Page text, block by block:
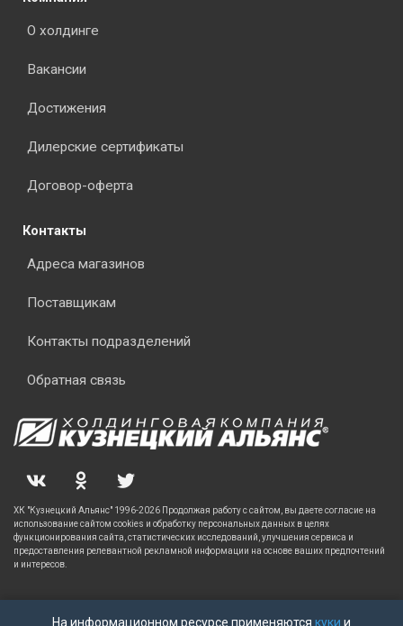
На информационном ресурсе применяются куки и
О холдинге
Вакансии
Достижения
Дилерские сертификаты
Договор-оферта
Контакты
Адреса магазинов
Поставщикам
Контакты подразделений
Обратная связь
ХК "Кузнецкий Альянс" 1996-2026 Продолжая работу с сайтом, вы даете согласие на
использование сайтом cookies и обработку персональных данных в целях
функционирования сайта, статистических исследований, улучшения сервиса и
предоставления релевантной рекламной информации на основе ваших предпочтений
и интересов.